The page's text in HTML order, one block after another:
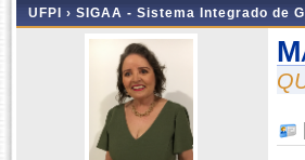
UFPI › SIGAA - Sistema Integrado de